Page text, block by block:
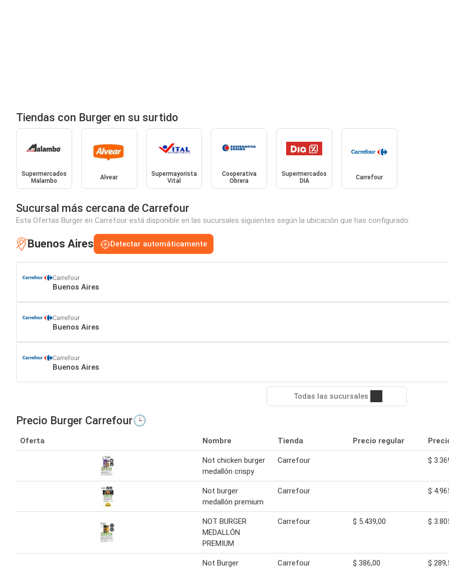
Tiendas con Burger en su surtido
Supermercados
Malambo
Alvear
Supermayorista
Vital
Cooperativa
Obrera
Supermercados
DIA
Carrefour
Sucursal más cercana de Carrefour
Esta Ofertas Burger en Carrefour está disponible en las sucursales siguientes según la ubicación que has configurado:
Buenos Aires Detectar automáticamente
Carrefour
Buenos Aires
Carrefour
Buenos Aires
Carrefour
Buenos Aires
Todas las sucursales
Precio Burger Carrefour🕒
Oferta Nombre Tienda Precio regular
Not chicken burger
medallón crispy
Carrefour $
Not burger
medallón premium
Carrefour $
NOT BURGER
MEDALLÓN
PREMIUM
Carrefour $ 5.439,00 $
Not Burger
Carrefour $ 386,00 $